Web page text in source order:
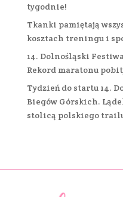
tygodnie!
Tkanki pamiętają
kosztach treningu i
14. Dolnośląski
Rekord maratonu
Tydzień do startu 14.
Biegów Górskich.
stolicą polskiego